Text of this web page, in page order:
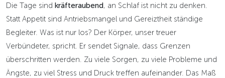
Die Tage sind kräfteraubend, an Schlaf ist nicht zu denken.
Statt Appetit sind Antriebsmangel und Gereiztheit ständige
Begleiter. Was ist nur los? Der Körper, unser treuer
Verbündeter, spricht. Er sendet Signale, dass Grenzen
überschritten werden. Zu viele Sorgen, zu viele Probleme und
Ängste, zu viel Stress und Druck treffen aufeinander. Das Maß